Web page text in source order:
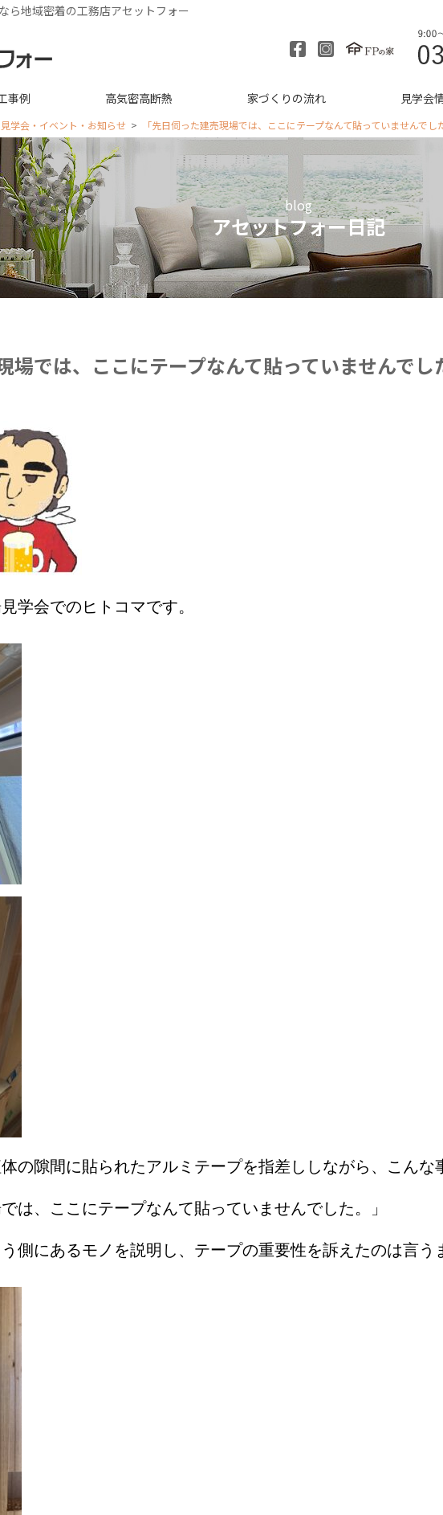
ら地域密着の工務店アセットフォー
事例 高気密高断熱 家づくりの流れ 見学会
見学会・イベント・お知らせ 「先日伺った建売現場では、ここにテープなんて貼っていませんでし
blog
アセットフォー日記
場では、ここにテープなんて貼っていませんでし
学会でのヒトコマです。
の隙間に貼られたアルミテープを指差ししながら、こんな
は、ここにテープなんて貼っていませんでした。」
側にあるモノを説明し、テープの重要性を訴えたのは言う